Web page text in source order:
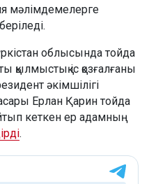
мәлімдемелерге
облысында тойда
қылмыстық іс қозғалғаны
әкімшілігі
Ерлан Қарин тойда
кеткен ер адамның
.